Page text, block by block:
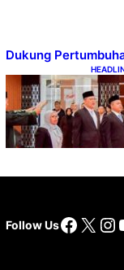
Dukung
Lana
Follow Us X